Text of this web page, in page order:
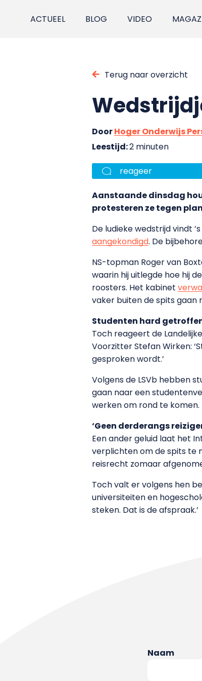
ACTUEEL BLOG VIDEO
Terug naar overzicht
DoorHoger Onderwijs
Leestijd:2 minuten
reageer
Aanstaande dinsdag
protesteren ze tegen
De ludieke wedstrijd vindt
aangekondigd. De
NS-topman Roger van
waarin hij uitlegde hoe hij
roosters. Het kabinet
vaker buiten de spits gaan
Studenten hard
Toch reageert de
Voorzitter Stefan Wirken:
gesproken wordt.’
Volgens de LSVb hebben
gaan naar een
werken om rond te komen.
‘Geen derderangs
Een ander geluid laat het
verplichten om de spits te
reisrecht zomaar
Toch valt er volgens hen
universiteiten en
steken. Dat is de afspraak.’
Naam